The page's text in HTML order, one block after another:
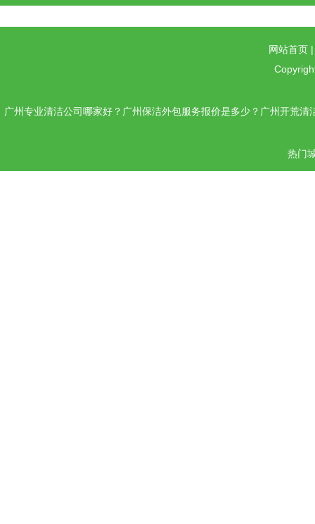
网站首页
广州专业清洁公司哪家好？广州保洁外包服务报价是多少？广州开荒
热门